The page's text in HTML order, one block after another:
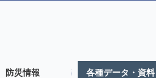
防災情報 各種データ・資料